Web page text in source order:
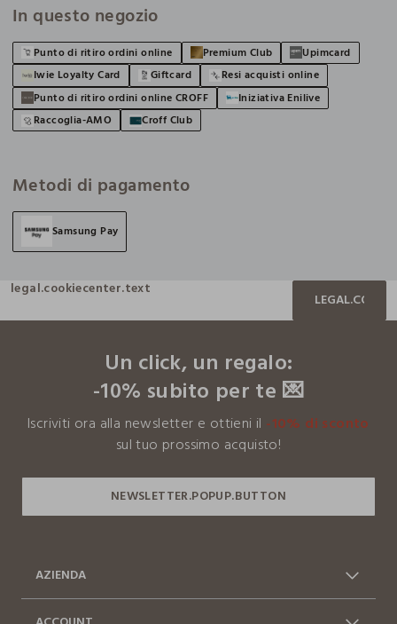
In questo negozio
Punto di ritiro ordini online Premium Club
Upimcard
Iwie Loyalty Card
Giftcard
Resi acquisti online
Punto di ritiro ordini online CROFF
Iniziativa Enilive
Raccoglia-AMO
Croff Club
Metodi di pagamento
Samsung Pay
legal.cookiecenter.text
Un click, un regalo:
-10% subito per te 💌
Iscriviti ora alla newsletter e ottieni il -10% di sconto
sul tuo prossimo acquisto!
AZIENDA